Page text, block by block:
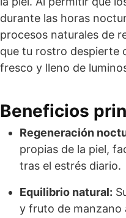
durante las horas
procesos naturales de
que tu rostro despierte
fresco y lleno de
Beneficios
Regeneración
propias de la piel,
tras el estrés diario.
Equilibrio natural:
y fruto de manzano